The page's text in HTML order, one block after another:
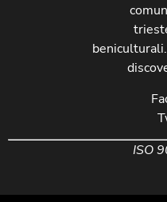
ISO